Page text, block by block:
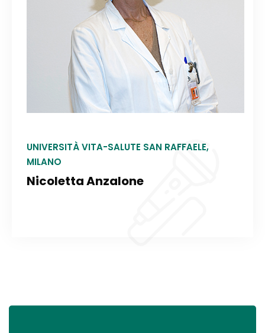
UNIVERSITÀ VITA-SALUTE SAN RAFFAELE,
MILANO
Nicoletta Anzalone